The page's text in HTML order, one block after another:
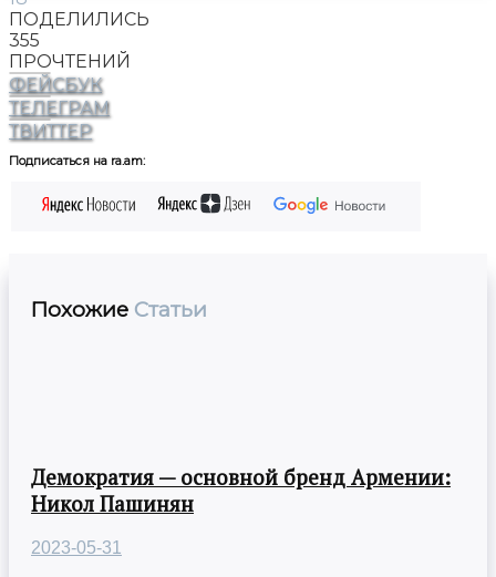
ПОДЕЛИЛИСЬ
355
ПРОЧТЕНИЙ
ФЕЙСБУК
ТЕЛЕГРАМ
ТВИТТЕР
Подписаться на ra.am:
Похожие Статьи
Демократия — основной бренд Армении:
Никол Пашинян
2023-05-31